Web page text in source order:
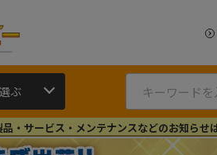
ぶ
・サービス・メンテナンスなどのお知らせ